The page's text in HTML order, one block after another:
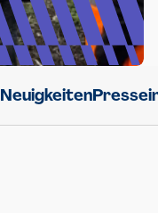
Neuigkeiten